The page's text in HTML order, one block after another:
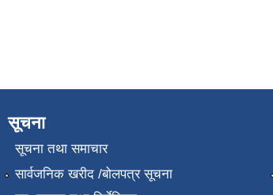
सूचना
सूचना तथा समाचार
सार्वजनिक खरीद /बोलपत्र सूचना